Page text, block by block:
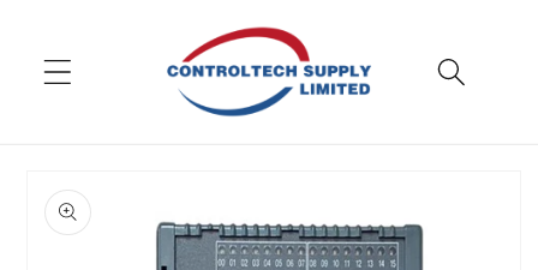
informations
sur le
produit